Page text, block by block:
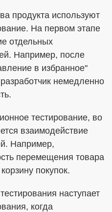
продукта используют
На первом этапе
отдельных
Например, после
в избранное"
немедленно
тестирование, во
взаимодействие
Например,
перемещения товара
покупок.
наступает
когда